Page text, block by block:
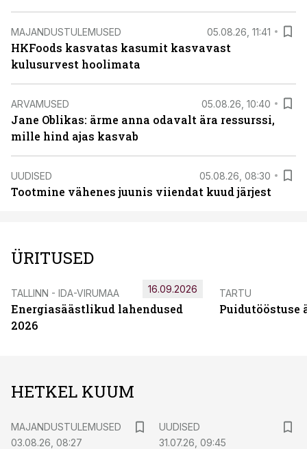
MAJANDUSTULEMUSED 05.08.26, 11:41
HKFoods kasvatas kasumit kasvavast
kulusurvest hoolimata
ARVAMUSED 05.08.26, 10:40
Jane Oblikas: ärme anna odavalt ära ressurssi,
mille hind ajas kasvab
UUDISED 05.08.26, 08:30
Tootmine vähenes juunis viiendat kuud järjest
ÜRITUSED
TALLINN - IDA-VIRUMAA
Energiasäästlikud lahendused
2026
16.09.2026 TARTU
Puidutööstuse
HETKEL KUUM
MAJANDUSTULEMUSED
03.08.26, 08:27
UUDISED
31.07.26, 09:45